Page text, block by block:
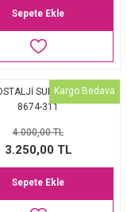
Sepete Ekle
Kargo Bedava
SURA İPEK EŞARP
8674-311
4.000,00 TL
3.250,00 TL
Sepete Ekle